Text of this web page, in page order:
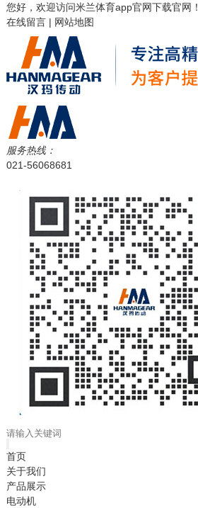
您好，欢迎访问米兰体育app官网下载官网！
在线留言| 网站地图
服务热线：
021-56068681
首页
关于我们
产品展示
电动机